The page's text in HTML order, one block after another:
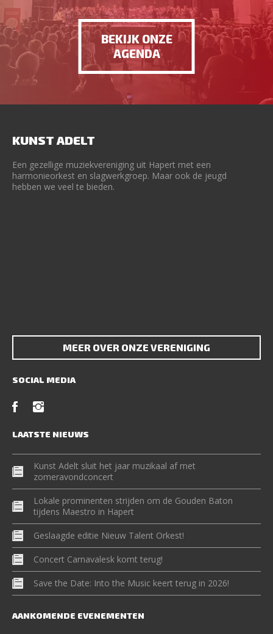
BEKIJK ONZE
AGENDA
KUNST ADELT
Een gezellige muziekvereniging uit Hapert met een
harmonieorkest en slagwerkgroep. Maar ook de jeugd
hebben we veel te bieden.
MEER OVER ONZE VERENIGING
SOCIAL MEDIA
LAATSTE NIEUWS
Kunst Adelt sluit het jaar muzikaal af met
zomeravondconcert
Lokale prominenten strijden om de Gouden Baton
tijdens Maestro in Hapert
Geslaagde editie Nieuw Talent Orkest!
Concert Carnavalesk komt terug!
Save the Date: Into the Music keert terug in 2026!
AANKOMENDE EVENEMENTEN